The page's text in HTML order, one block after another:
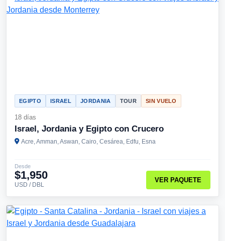
EGIPTO ISRAEL JORDANIA TOUR SIN VUELO
18 días
Israel, Jordania y Egipto con Crucero
Acre, Amman, Aswan, Cairo, Cesárea, Edfu, Esna
Desde
$1,950
USD / DBL
VER PAQUETE